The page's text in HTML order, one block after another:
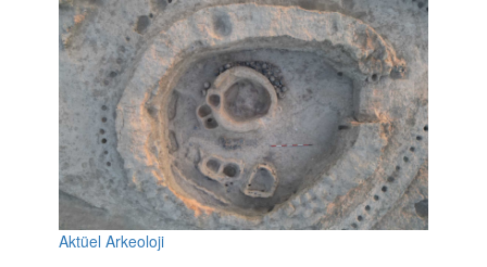
Aktüel Arkeoloji